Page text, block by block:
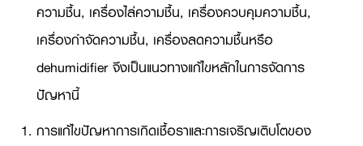
ความชื้น, เครื่องไล่ความชื้น, เครื่องควบคุมความชื้น,
เครื่องกำจัดความชื้น, เครื่องลดความชื้นหรือ
dehumidifier จึงเป็นแนวทางแก้ไขหลักในการจัดการ
ปัญหานี้
การแก้ไขปัญหาการเกิดเชื้อราและการเจริญเติบโตของ